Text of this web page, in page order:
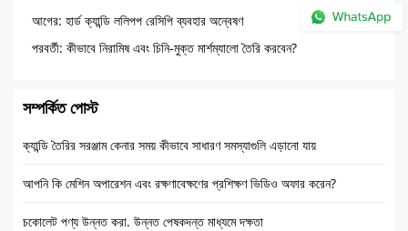
আগের: হার্ড ক্যান্ডি ললিপপ রেসিপি ব্যবহার অন্বেষণ
পরবর্তী: কীভাবে নিরামিষ এবং চিনি-মুক্ত মার্শম্যালো তৈরি করবেন?
সম্পর্কিত পোস্ট
ক্যান্ডি তৈরির সরঞ্জাম কেনার সময় কীভাবে সাধারণ সমস্যাগুলি এড়ানো যায়
আপনি কি মেশিন অপারেশন এবং রক্ষণাবেক্ষণের প্রশিক্ষণ ভিডিও অফার করেন?
চকোলেট পণ্য উন্নত করা. উন্নত পেষকদন্ত মাধ্যমে দক্ষতা